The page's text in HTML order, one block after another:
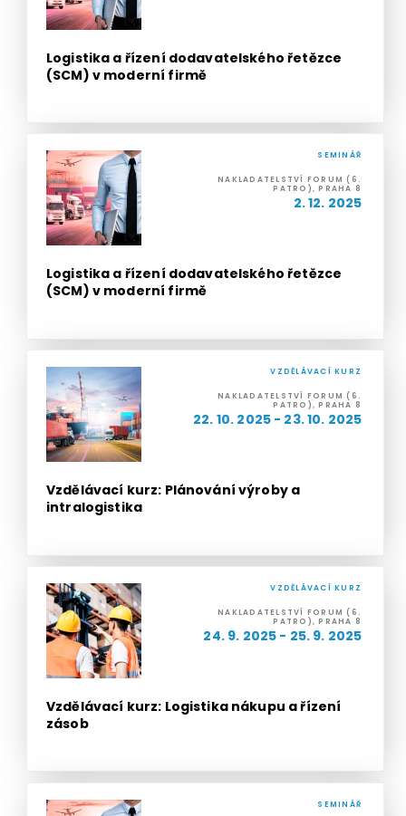
Logistika a řízení dodavatelského řetězce
(SCM) v moderní firmě
SEMINÁŘ
NAKLADATELSTVÍ FORUM (6.
PATRO), PRAHA 8
2. 12. 2025
Logistika a řízení dodavatelského řetězce
(SCM) v moderní firmě
VZDĚLÁVACÍ KURZ
NAKLADATELSTVÍ FORUM (6.
PATRO), PRAHA 8
22. 10. 2025 - 23. 10. 2025
Vzdělávací kurz: Plánování výroby a
intralogistika
VZDĚLÁVACÍ KURZ
NAKLADATELSTVÍ FORUM (6.
PATRO), PRAHA 8
24. 9. 2025 - 25. 9. 2025
Vzdělávací kurz: Logistika nákupu a řízení
zásob
SEMINÁŘ